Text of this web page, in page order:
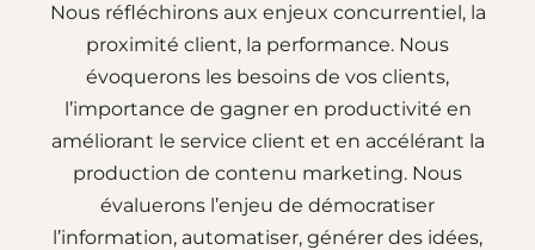
Nous réfléchirons aux enjeux concurrentiel, la
proximité client, la performance. Nous
évoquerons les besoins de vos clients,
l’importance de gagner en productivité en
améliorant le service client et en accélérant la
production de contenu marketing. Nous
évaluerons l’enjeu de démocratiser
l’information, automatiser, générer des idées,